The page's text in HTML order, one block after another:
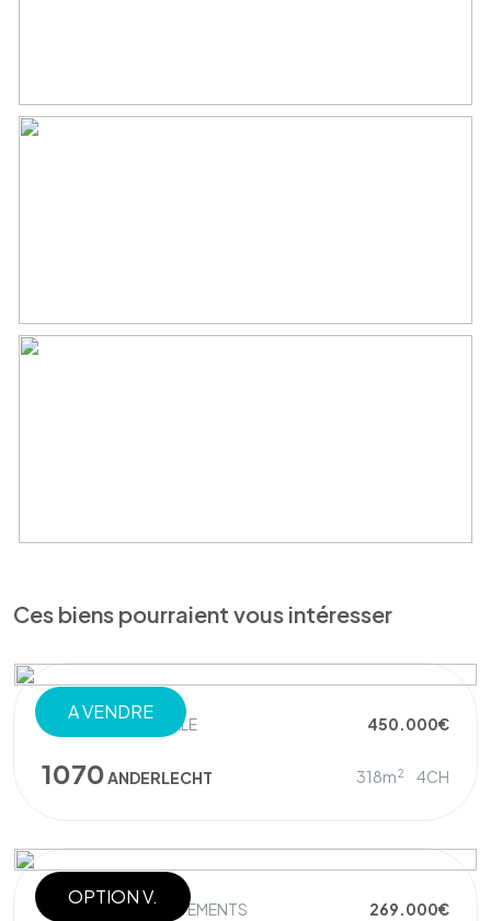
Ces biens pourraient vous intéresser
A VENDRE
MAISON UNIFAMILIALE 450.000€
1070ANDERLECHT 318m2 4CH
OPTION V.
IMMEUBLE À APPARTEMENTS 269.000€